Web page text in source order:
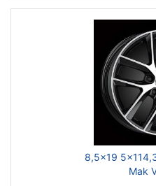
8,5x19
Mak